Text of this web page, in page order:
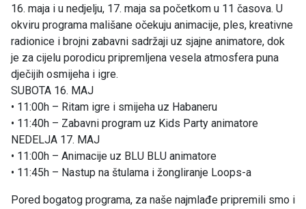
16. maja i u nedjelju, 17. maja sa početkom u 11 časova. U
okviru programa mališane očekuju animacije, ples, kreativne
radionice i brojni zabavni sadržaji uz sjajne animatore, dok
je za cijelu porodicu pripremljena vesela atmosfera puna
dječijih osmijeha i igre.
SUBOTA 16. MAJ
• 11:00h – Ritam igre i smijeha uz Habaneru
• 11:40h – Zabavni program uz Kids Party animatore
NEDELJA 17. MAJ
• 11:00h – Animacije uz BLU BLU animatore
• 11:45h – Nastup na štulama i žongliranje Loops-a
Pored bogatog programa, za naše najmlađe pripremili smo i